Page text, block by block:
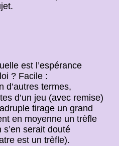
est l’espérance
? Facile :
d’autres termes,
d’un jeu (avec remise)
tirage un grand
en moyenne un trèfle
serait douté
est un trèfle).